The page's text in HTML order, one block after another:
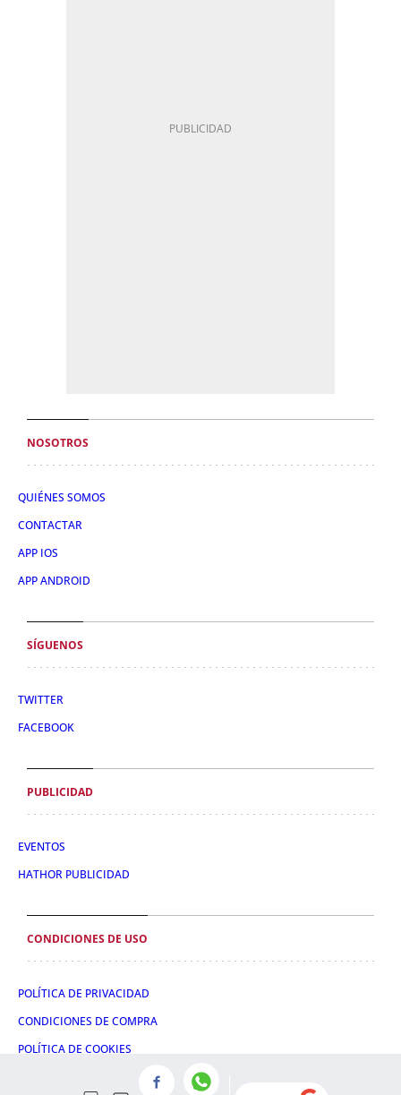
NOSOTROS
QUIÉNES SOMOS
CONTACTAR
APP IOS
APP ANDROID
SÍGUENOS
TWITTER
FACEBOOK
PUBLICIDAD
EVENTOS
HATHOR PUBLICIDAD
CONDICIONES DE USO
POLÍTICA DE PRIVACIDAD
CONDICIONES DE COMPRA
POLÍTICA DE COOKIES